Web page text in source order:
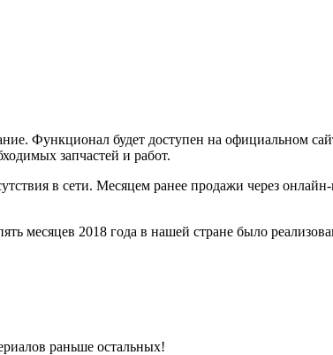
Функционал будет доступен на официальном
запчастей и работ.
в сети. Месяцем ранее продажи через
месяцев 2018 года в нашей стране было
раньше остальных!